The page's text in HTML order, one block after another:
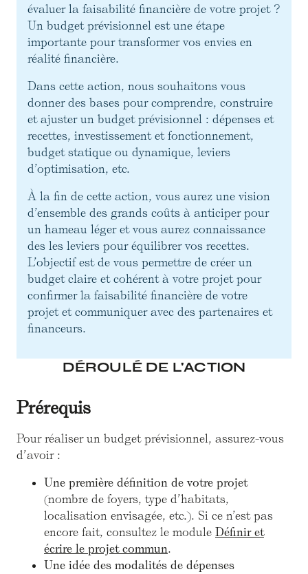
évaluer la faisabilité financière de votre projet ?
Un budget prévisionnel est une étape
importante pour transformer vos envies en
réalité financière.
Dans cette action, nous souhaitons vous
donner des bases pour comprendre, construire
et ajuster un budget prévisionnel : dépenses et
recettes, investissement et fonctionnement,
budget statique ou dynamique, leviers
d’optimisation, etc.
À la fin de cette action, vous aurez une vision
d’ensemble des grands coûts à anticiper pour
un hameau léger et vous aurez connaissance
des les leviers pour équilibrer vos recettes.
L’objectif est de vous permettre de créer un
budget claire et cohérent à votre projet pour
confirmer la faisabilité financière de votre
projet et communiquer avec des partenaires et
financeurs.
DÉROULÉ DE L'ACTION
Prérequis
Pour réaliser un budget prévisionnel, assurez-vous
d’avoir :
Une première définition de votre projet
(nombre de foyers, type d’habitats,
localisation envisagée, etc.). Si ce n’est pas
encore fait, consultez le module Définir et
écrire le projet commun.
Une idée des modalités de dépenses